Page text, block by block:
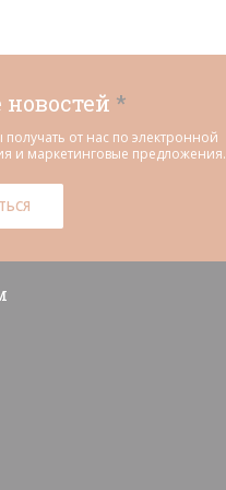
новостей *
от нас по электронной
и маркетинговые предложения.
новом окне))
в новом окне))
в новом